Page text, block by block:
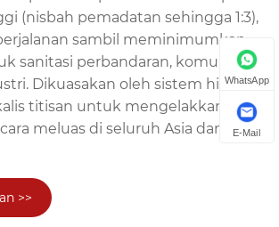
(nisbah pemadatan sehingga 1:3),
sambil meminimumkan
sanitasi perbandaran, komuniti
Dikuasakan oleh sistem hidraulik
titisan untuk mengelakkan
meluas di seluruh Asia dan Afrika
>>
WhatsApp
E-Mail